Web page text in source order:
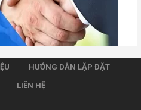
HƯỚNG DẪN LẶP ĐẶT
LIÊN HỆ